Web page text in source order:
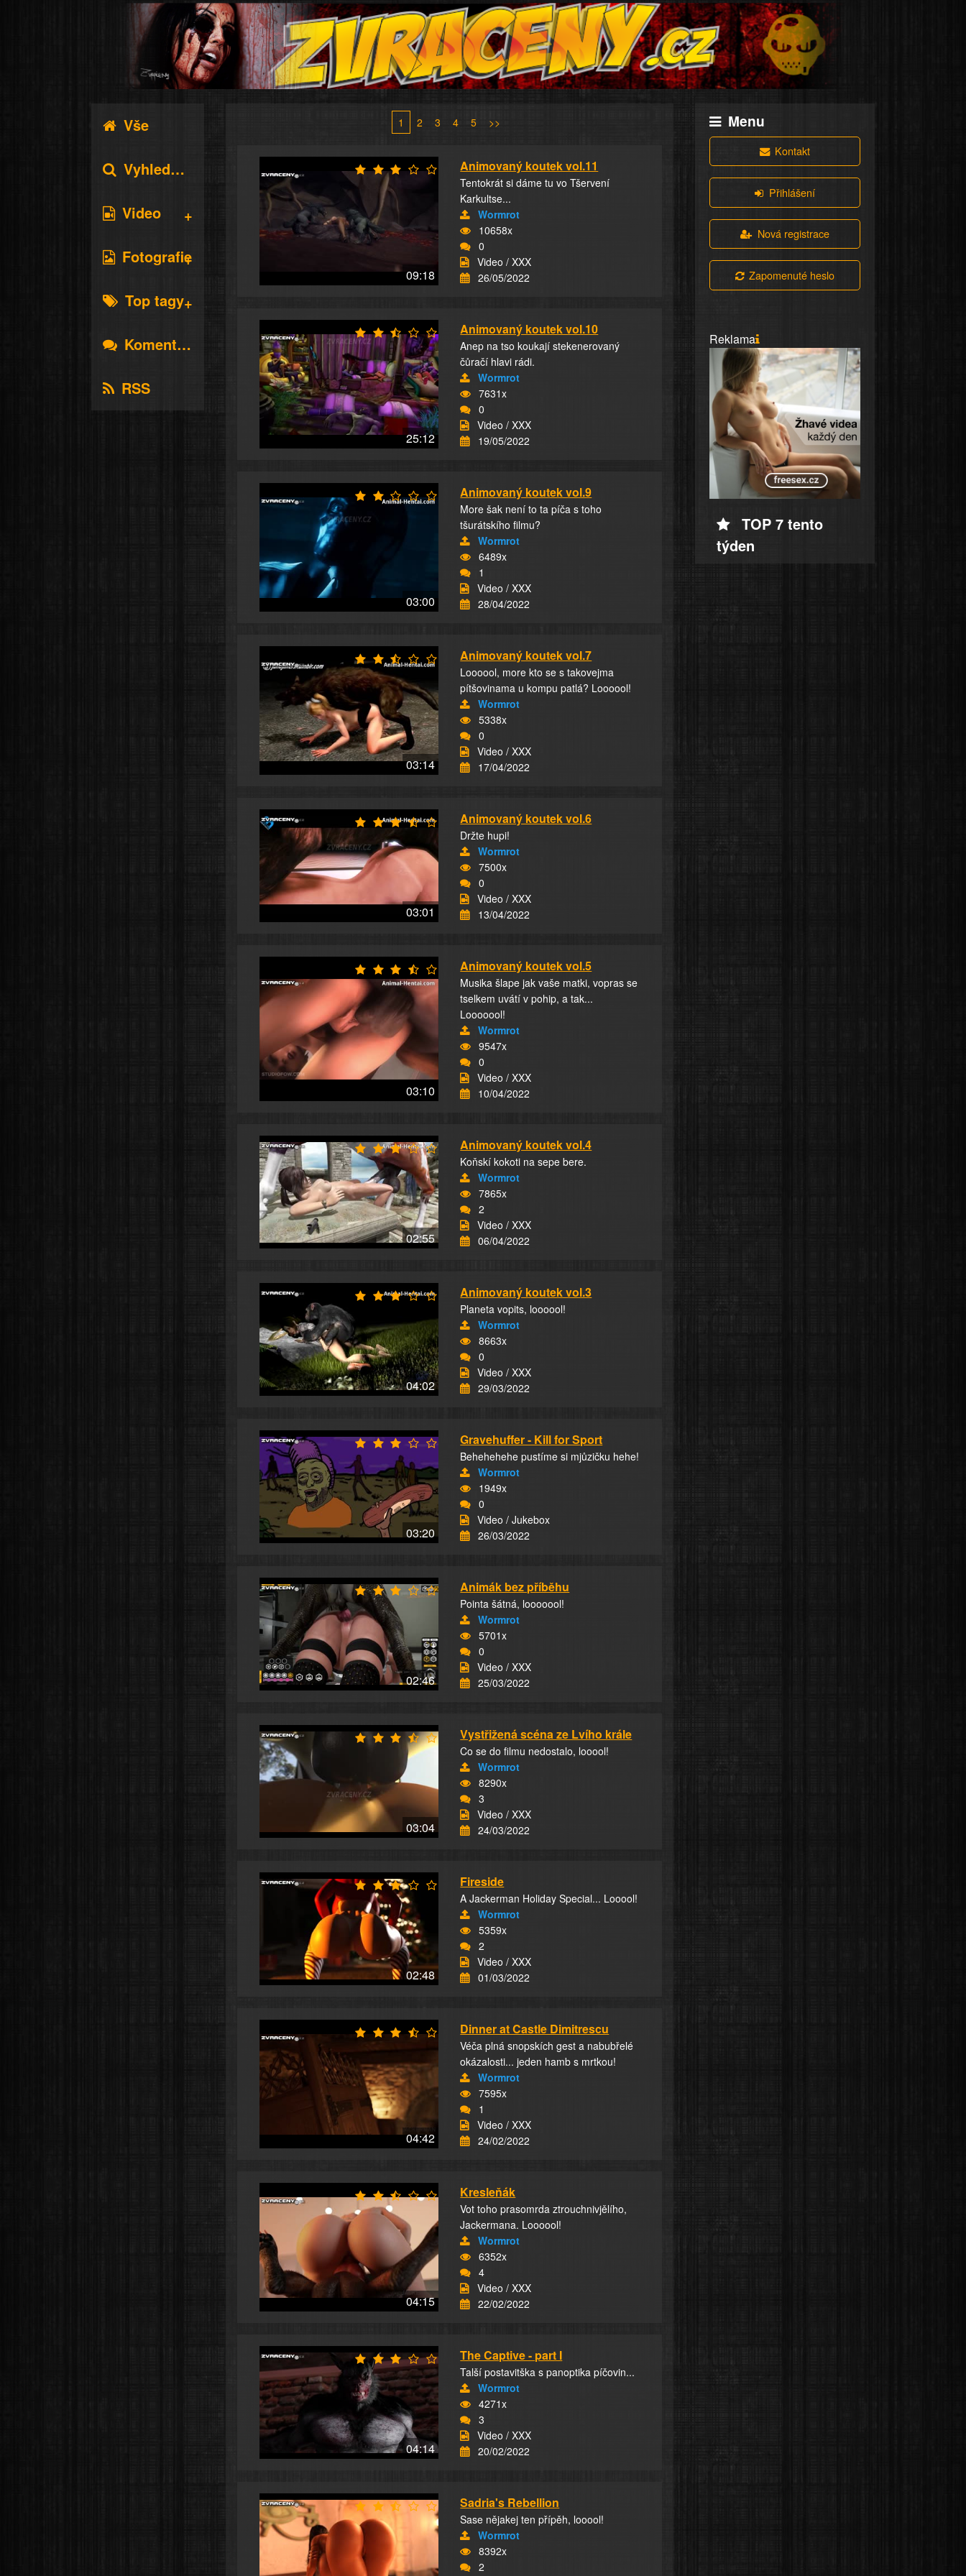
Vše
Vyhledávání
Video
Fotografie
Top tagy
Komentáře
RSS
1 2 3 4 5 >>
09:18
Animovaný koutek vol.11
Tentokrát si dáme tu vo Tšervení
Karkultse...
Wormrot
10658x
0
Video / XXX
26/05/2022
25:12
Animovaný koutek vol.10
Anep na tso koukají stekenerovaný
čůračí hlavi rádi.
Wormrot
7631x
0
Video / XXX
19/05/2022
03:00
Animovaný koutek vol.9
More šak není to ta píča s toho
tšurátskího filmu?
Wormrot
6489x
1
Video / XXX
28/04/2022
03:14
Animovaný koutek vol.7
Loooool, more kto se s takovejma
pítšovinama u kompu patlá? Loooool!
Wormrot
5338x
0
Video / XXX
17/04/2022
03:01
Animovaný koutek vol.6
Držte hupi!
Wormrot
7500x
0
Video / XXX
13/04/2022
03:10
Animovaný koutek vol.5
Musika šlape jak vaše matki, vopras se
tselkem uvátí v pohip, a tak...
Looooool!
Wormrot
9547x
0
Video / XXX
10/04/2022
02:55
Animovaný koutek vol.4
Koňskí kokoti na sepe bere.
Wormrot
7865x
2
Video / XXX
06/04/2022
04:02
Animovaný koutek vol.3
Planeta vopits, loooool!
Wormrot
8663x
0
Video / XXX
29/03/2022
03:20
Gravehuffer - Kill for Sport
Behehehehe pustíme si mjůzičku hehe!
Wormrot
1949x
0
Video / Jukebox
26/03/2022
02:46
Animák bez příběhu
Pointa šátná, looooool!
Wormrot
5701x
0
Video / XXX
25/03/2022
03:04
Vystřižená scéna ze Lvího krále
Co se do filmu nedostalo, looool!
Wormrot
8290x
3
Video / XXX
24/03/2022
02:48
Fireside
A Jackerman Holiday Special... Looool!
Wormrot
5359x
2
Video / XXX
01/03/2022
04:42
Dinner at Castle Dimitrescu
Véča plná snopskích gest a nabubřelé
okázalosti... jeden hamb s mrtkou!
Wormrot
7595x
1
Video / XXX
24/02/2022
04:15
Kresleňák
Vot toho prasomrda ztrouchnivjělího,
Jackermana. Loooool!
Wormrot
6352x
4
Video / XXX
22/02/2022
04:14
The Captive - part I
Talší postavitška s panoptika píčovin...
Wormrot
4271x
3
Video / XXX
20/02/2022
Sadria's Rebellion
Sase nějakej ten přípěh, looool!
Wormrot
8392x
2
Menu
Kontakt
Přihlášení
Nová registrace
Zapomenuté heslo
Reklama
TOP 7 tento
týden